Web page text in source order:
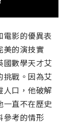
電影的優異表
美的演技實
國數學天才艾
挑戰。因為艾
人口，他破解
一直不在歷史
參考的情形